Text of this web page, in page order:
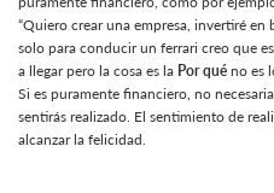
“Quiero crear una empresa, invertiré en
solo para conducir un ferrari creo que
a llegar pero la cosa es la Por qué no es
Si es puramente financiero, no
sentirás realizado. El sentimiento de
alcanzar la felicidad.